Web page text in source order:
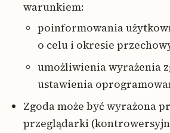
warunkiem:
poinformowania
o celu i okresie
umożliwienia wyrażenia
ustawienia
Zgoda może być wyrażona
przeglądarki